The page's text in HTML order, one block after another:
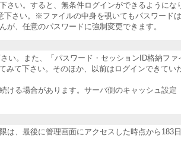
い。すると、無条件ログインができるように
さい。※ファイルの中身を覗いてもパスワードは
、任意のパスワードに強制変更できます。
。また、「パスワード・セッションID格納フ
て下さい。そのほか、以前はログインできてい
る場合があります。サーバ側のキャッシュ設
、最後に管理画面にアクセスした時点から183